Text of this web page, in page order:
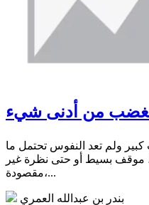
من أدنى شيء
ولم تعد النفوس تحتمل ما
موقف بسيط أو حتى نظرة غير
مقصودة،...
بندر بن عبدالله العمري